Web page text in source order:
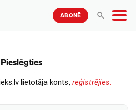
ABONĒ
Pieslēgties
lietotāja konts, reģistrējies.